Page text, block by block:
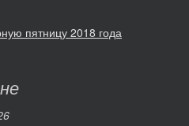
пятницу 2018 года